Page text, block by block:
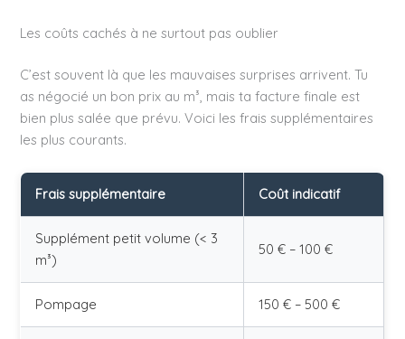
Les coûts cachés à ne surtout pas oublier
C’est souvent là que les mauvaises surprises arrivent. Tu
as négocié un bon prix au m³, mais ta facture finale est
bien plus salée que prévu. Voici les frais supplémentaires
les plus courants.
Frais supplémentaire Coût indicatif
Supplément petit volume (< 3
m³)
50 € – 100 €
Pompage 150 € – 500 €